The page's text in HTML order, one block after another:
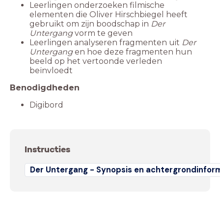
Leerlingen onderzoeken filmische
elementen die Oliver Hirschbiegel heeft
gebruikt om zijn boodschap in Der
Untergang
Leerlingen analyseren fragmenten uit Der
Untergangen hoe deze fragmenten hun
beeld op het vertoonde verleden
beïnvloedt
Benodigdheden
Digibord
Instructies
Der Untergang - Synopsis en